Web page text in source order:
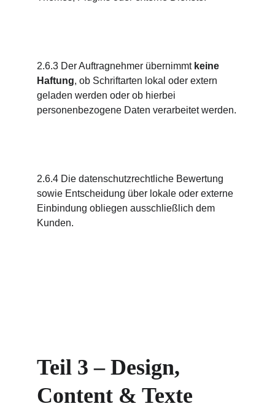
2.6.3 Der Auftragnehmer übernimmt keine
Haftung, ob Schriftarten lokal oder extern
geladen werden oder ob hierbei
personenbezogene Daten verarbeitet werden.
2.6.4 Die datenschutzrechtliche Bewertung
sowie Entscheidung über lokale oder externe
Einbindung obliegen ausschließlich dem
Kunden.
Teil 3 – Design,
Content & Texte